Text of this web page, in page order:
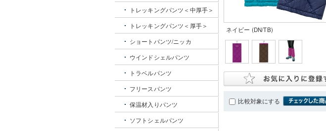
ネイビー (DN/TB)
比較対象にする
トレッキングパンツ＜中厚手＞
トレッキングパンツ＜厚手＞
ショートパンツ/ニッカ
ウインドシェルパンツ
トラベルパンツ
フリースパンツ
保温材入りパンツ
ソフトシェルパンツ